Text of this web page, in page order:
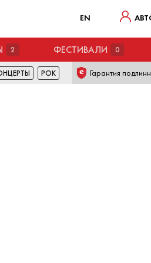
EN
2 ФЕСТИВАЛИ 0
Гарантия
РОК